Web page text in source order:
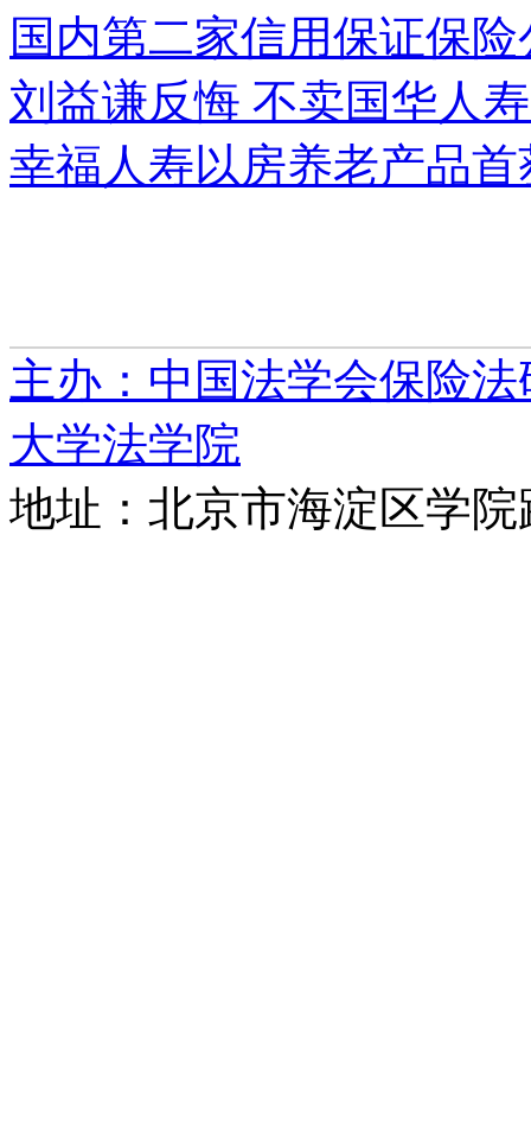
国内第二家信用保证保险
刘益谦反悔 不卖国华人
幸福人寿以房养老产品首
主办：中国法学会保险
大学法学院
地址：北京市海淀区学院